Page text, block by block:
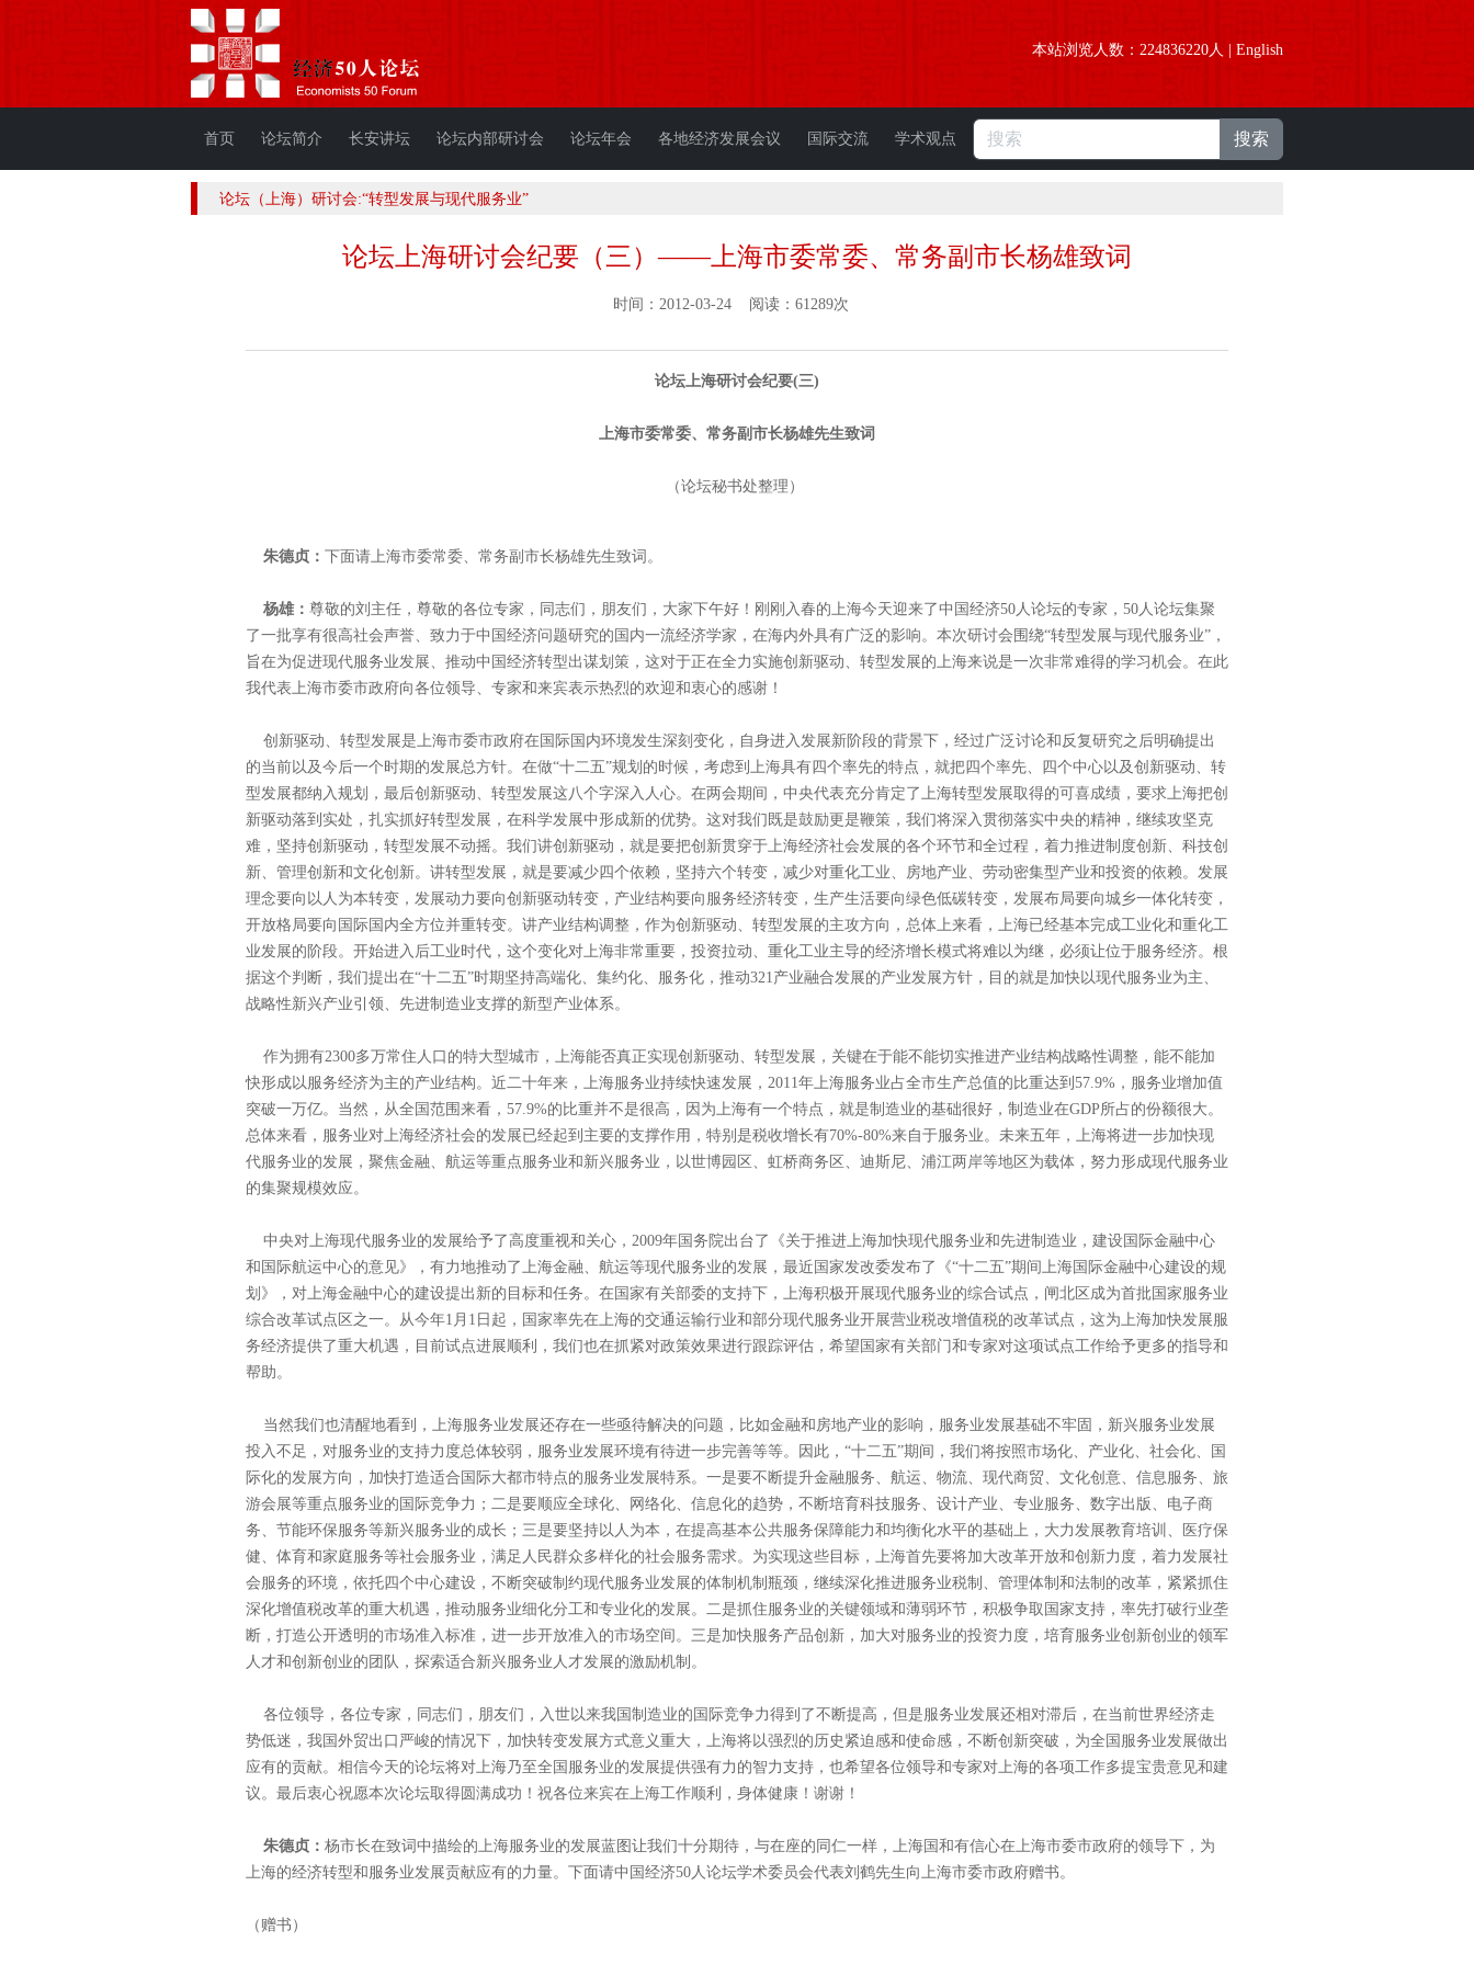
本站浏览人数： 224836220人 | English
首页 论坛简介 长安讲坛 论坛内部研讨会 论坛年会 各地经济发展会议 国际交流 学术观点 搜索
论坛（上海）研讨会:“转型发展与现代服务业”
论坛上海研讨会纪要（三）——上海市委常委、常务副市长杨雄致词
时间：2012-03-24 阅读：61289次
论坛上海研讨会纪要(三)
上海市委常委、常务副市长杨雄先生致词
（论坛秘书处整理）
朱德贞： 下面请上海市委常委、常务副市长杨雄先生致词。
杨雄： 尊敬的刘主任，尊敬的各位专家，同志们，朋友们，大家下午好！刚刚入春的上海今天迎来了中国经济50人论坛的专家，50人论坛集聚
了一批享有很高社会声誉、致力于中国经济问题研究的国内一流经济学家，在海内外具有广泛的影响。本次研讨会围绕“转型发展与现代服务业”，
旨在为促进现代服务业发展、推动中国经济转型出谋划策，这对于正在全力实施创新驱动、转型发展的上海来说是一次非常难得的学习机会。在此
我代表上海市委市政府向各位领导、专家和来宾表示热烈的欢迎和衷心的感谢！
创新驱动、转型发展是上海市委市政府在国际国内环境发生深刻变化，自身进入发展新阶段的背景下，经过广泛讨论和反复研究之后明确提出
的当前以及今后一个时期的发展总方针。在做“十二五”规划的时候，考虑到上海具有四个率先的特点，就把四个率先、四个中心以及创新驱动、转
型发展都纳入规划，最后创新驱动、转型发展这八个字深入人心。在两会期间，中央代表充分肯定了上海转型发展取得的可喜成绩，要求上海把创
新驱动落到实处，扎实抓好转型发展，在科学发展中形成新的优势。这对我们既是鼓励更是鞭策，我们将深入贯彻落实中央的精神，继续攻坚克
难，坚持创新驱动，转型发展不动摇。我们讲创新驱动，就是要把创新贯穿于上海经济社会发展的各个环节和全过程，着力推进制度创新、科技创
新、管理创新和文化创新。讲转型发展，就是要减少四个依赖，坚持六个转变，减少对重化工业、房地产业、劳动密集型产业和投资的依赖。发展
理念要向以人为本转变，发展动力要向创新驱动转变，产业结构要向服务经济转变，生产生活要向绿色低碳转变，发展布局要向城乡一体化转变，
开放格局要向国际国内全方位并重转变。讲产业结构调整，作为创新驱动、转型发展的主攻方向，总体上来看，上海已经基本完成工业化和重化工
业发展的阶段。开始进入后工业时代，这个变化对上海非常重要，投资拉动、重化工业主导的经济增长模式将难以为继，必须让位于服务经济。根
据这个判断，我们提出在“十二五”时期坚持高端化、集约化、服务化，推动321产业融合发展的产业发展方针，目的就是加快以现代服务业为主、
战略性新兴产业引领、先进制造业支撑的新型产业体系。
作为拥有2300多万常住人口的特大型城市，上海能否真正实现创新驱动、转型发展，关键在于能不能切实推进产业结构战略性调整，能不能加
快形成以服务经济为主的产业结构。近二十年来，上海服务业持续快速发展，2011年上海服务业占全市生产总值的比重达到57.9%，服务业增加值
突破一万亿。当然，从全国范围来看，57.9%的比重并不是很高，因为上海有一个特点，就是制造业的基础很好，制造业在GDP所占的份额很大。
总体来看，服务业对上海经济社会的发展已经起到主要的支撑作用，特别是税收增长有70%-80%来自于服务业。未来五年，上海将进一步加快现
代服务业的发展，聚焦金融、航运等重点服务业和新兴服务业，以世博园区、虹桥商务区、迪斯尼、浦江两岸等地区为载体，努力形成现代服务业
的集聚规模效应。
中央对上海现代服务业的发展给予了高度重视和关心，2009年国务院出台了《关于推进上海加快现代服务业和先进制造业，建设国际金融中心
和国际航运中心的意见》，有力地推动了上海金融、航运等现代服务业的发展，最近国家发改委发布了《“十二五”期间上海国际金融中心建设的规
划》，对上海金融中心的建设提出新的目标和任务。在国家有关部委的支持下，上海积极开展现代服务业的综合试点，闸北区成为首批国家服务业
综合改革试点区之一。从今年1月1日起，国家率先在上海的交通运输行业和部分现代服务业开展营业税改增值税的改革试点，这为上海加快发展服
务经济提供了重大机遇，目前试点进展顺利，我们也在抓紧对政策效果进行跟踪评估，希望国家有关部门和专家对这项试点工作给予更多的指导和
帮助。
当然我们也清醒地看到，上海服务业发展还存在一些亟待解决的问题，比如金融和房地产业的影响，服务业发展基础不牢固，新兴服务业发展
投入不足，对服务业的支持力度总体较弱，服务业发展环境有待进一步完善等等。因此，“十二五”期间，我们将按照市场化、产业化、社会化、国
际化的发展方向，加快打造适合国际大都市特点的服务业发展特系。一是要不断提升金融服务、航运、物流、现代商贸、文化创意、信息服务、旅
游会展等重点服务业的国际竞争力；二是要顺应全球化、网络化、信息化的趋势，不断培育科技服务、设计产业、专业服务、数字出版、电子商
务、节能环保服务等新兴服务业的成长；三是要坚持以人为本，在提高基本公共服务保障能力和均衡化水平的基础上，大力发展教育培训、医疗保
健、体育和家庭服务等社会服务业，满足人民群众多样化的社会服务需求。为实现这些目标，上海首先要将加大改革开放和创新力度，着力发展社
会服务的环境，依托四个中心建设，不断突破制约现代服务业发展的体制机制瓶颈，继续深化推进服务业税制、管理体制和法制的改革，紧紧抓住
深化增值税改革的重大机遇，推动服务业细化分工和专业化的发展。二是抓住服务业的关键领域和薄弱环节，积极争取国家支持，率先打破行业垄
断，打造公开透明的市场准入标准，进一步开放准入的市场空间。三是加快服务产品创新，加大对服务业的投资力度，培育服务业创新创业的领军
人才和创新创业的团队，探索适合新兴服务业人才发展的激励机制。
各位领导，各位专家，同志们，朋友们，入世以来我国制造业的国际竞争力得到了不断提高，但是服务业发展还相对滞后，在当前世界经济走
势低迷，我国外贸出口严峻的情况下，加快转变发展方式意义重大，上海将以强烈的历史紧迫感和使命感，不断创新突破，为全国服务业发展做出
应有的贡献。相信今天的论坛将对上海乃至全国服务业的发展提供强有力的智力支持，也希望各位领导和专家对上海的各项工作多提宝贵意见和建
议。最后衷心祝愿本次论坛取得圆满成功！祝各位来宾在上海工作顺利，身体健康！谢谢！
朱德贞： 杨市长在致词中描绘的上海服务业的发展蓝图让我们十分期待，与在座的同仁一样，上海国和有信心在上海市委市政府的领导下，为
上海的经济转型和服务业发展贡献应有的力量。下面请中国经济50人论坛学术委员会代表刘鹤先生向上海市委市政府赠书。
（赠书）